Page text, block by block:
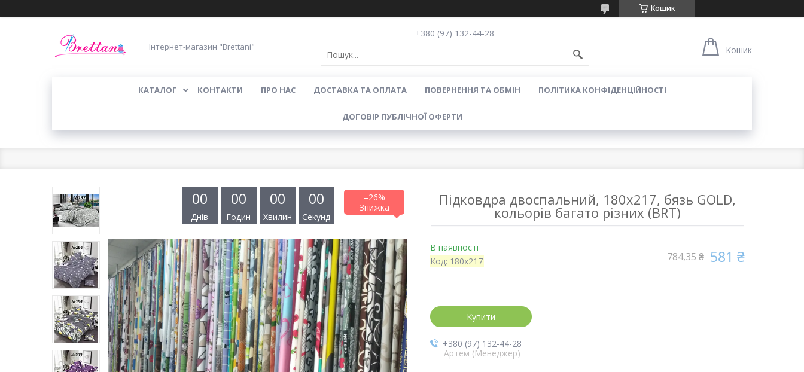
Кошик
Інтернет-магазин "Brettani"
+380 (97) 132-44-28
Кошик
КАТАЛОГ КОНТАКТИ ПРО НАС ДОСТАВКА ТА ОПЛАТА ПОВЕРНЕННЯ ТА ОБМІН ПОЛІТИКА КОНФІДЕНЦІЙНОСТІ
ДОГОВІР ПУБЛІЧНОЇ ОФЕРТИ
–26%
00
Днів
00
Годин
00
Хвилин
00
Секунд
Підковдра двоспальний, 180х217, бязь GOLD,
кольорів багато різних (BRT)
В наявності
Код: 180х217 784,35 ₴ 581 ₴
Купити
+380 (97) 132-44-28
Артем (Менеджер)